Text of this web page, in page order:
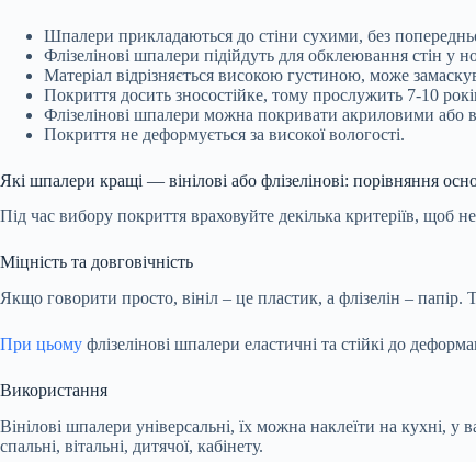
Шпалери прикладаються до стіни сухими, без
Флізелінові шпалери підійдуть для обклеювання стін у
Матеріал відрізняється високою густиною, може
Покриття досить зносостійке, тому прослужить 7-10
Флізелінові шпалери можна покривати акриловими або
Покриття не деформується за високої вологості.
Які шпалери кращі — вінілові або флізелінові: порівняння
Під час вибору покриття враховуйте декілька критеріїв, щоб
Міцність та довговічність
Якщо говорити просто, вініл – це пластик, а флізелін –
При цьому флізелінові шпалери еластичні та стійкі до
Використання
Вінілові шпалери універсальні, їх можна наклеїти на кухні, у
спальні, вітальні, дитячої, кабінету.